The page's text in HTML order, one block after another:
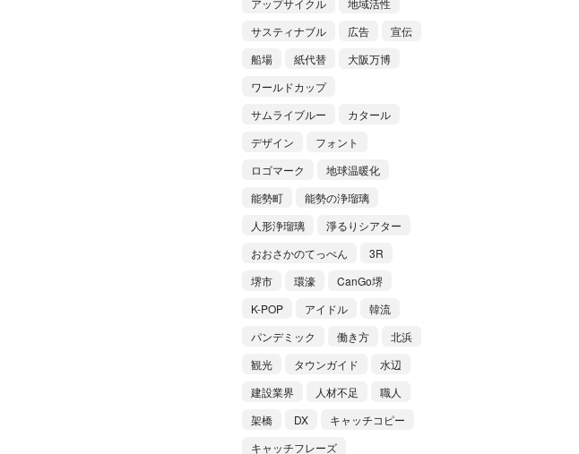
アップサイクル
地域活性
サスティナブル
広告
宣伝
船場
紙代替
大阪万博
ワールドカップ
サムライブルー
カタール
デザイン
フォント
ロゴマーク
地球温暖化
能勢町
能勢の浄瑠璃
人形浄瑠璃
淨るりシアター
おおさかのてっぺん
3R
堺市
環濠
CanGo堺
K-POP
アイドル
韓流
パンデミック
働き方
北浜
観光
タウンガイド
水辺
建設業界
人材不足
職人
架橋
DX
キャッチコピー
キャッチフレーズ